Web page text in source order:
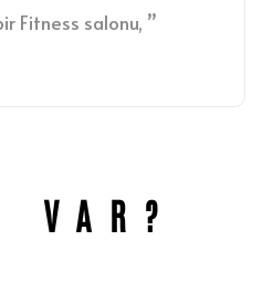
Fitness salonu, ”
VAR?